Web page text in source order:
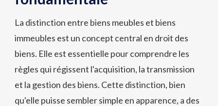
La distinction entre biens meubles et biens
immeubles est un concept central en droit des
biens. Elle est essentielle pour comprendre les
règles qui régissent l'acquisition, la transmission
et la gestion des biens. Cette distinction, bien
qu'elle puisse sembler simple en apparence, a des